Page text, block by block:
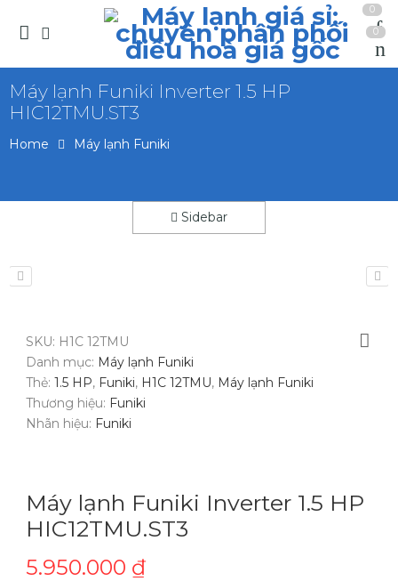
0
0
Máy lạnh Funiki Inverter 1.5 HP
HIC12TMU.ST3
Home Máy lạnh Funiki
Sidebar
SKU: H1C 12TMU
Danh mục: Máy lạnh Funiki
Thẻ:1.5 HP, Funiki, H1C 12TMU, Máy lạnh Funiki
Thương hiệu: Funiki
Nhãn hiệu: Funiki
Máy lạnh Funiki Inverter 1.5 HP
HIC12TMU.ST3
5.950.000 ₫